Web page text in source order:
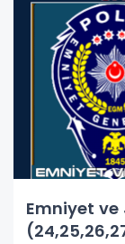
Emniyet